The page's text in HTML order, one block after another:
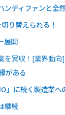
ンディファンと全
り替えられる！
展開
を買収！[業界動向]
がある
」に続く製造業へ
継続